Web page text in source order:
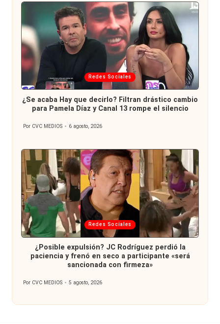
Publicada
en
Redes Sociales
¿Se acaba Hay que decirlo? Filtran drástico cambio
para Pamela Díaz y Canal 13 rompe el silencio
Publicado
Por CVC MEDIOS 6 agosto, 2026
Publicada
en
Redes Sociales
¿Posible expulsión? JC Rodríguez perdió la
paciencia y frenó en seco a participante «será
sancionada con firmeza»
Publicado
Por CVC MEDIOS 5 agosto, 2026